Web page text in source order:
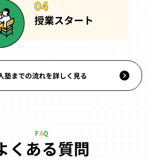
04
04
授業スタート
塾までの流れを詳しく見る
FAQ
くある質問